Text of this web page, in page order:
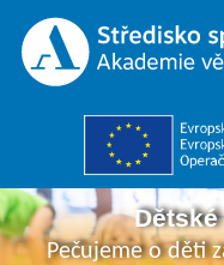
Dětské
Pečujeme o děti